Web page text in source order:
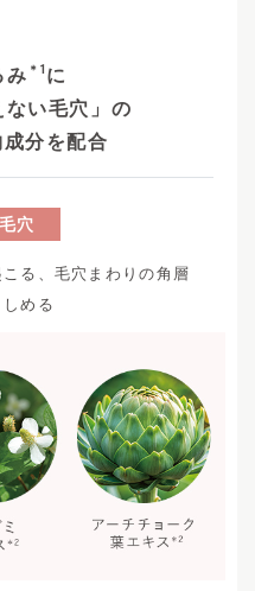
み ＊1 に
ない毛穴」の
分を配合
穴
る、毛穴まわりの角層
める